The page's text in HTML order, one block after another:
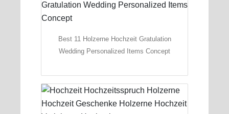
Best 11 Holzerne Hochzeit Gratulation
Wedding Personalized Items Concept